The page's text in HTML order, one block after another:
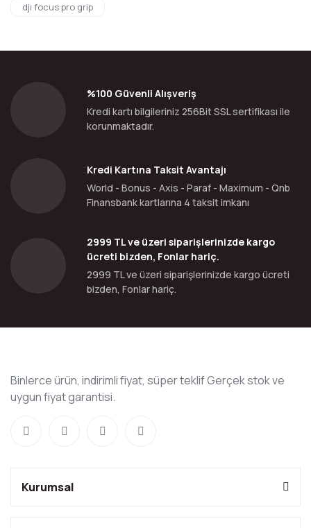
djı focus pro grip
%100 Güvenli Alışveriş
Kredi kartı bilgileriniz 256Bit SSL sertifikası ile
korunmaktadır.
Kredi Kartına Taksit Avantajı
World - Bonus - Axis - Paraf - Maximum - Qnb
Finansbank kartlarına 4 taksit imkanı
2999 TL ve üzeri siparişlerinizde kargo
ücreti bizden, Fonlar hariç.
2999 TL ve üzeri siparişlerinizde kargo ücreti
bizden, Fonlar hariç.
Binlerce ürün, indirimli fiyat, süper teklif Gerçek stok ve
uygun fiyat garantisi.
Kurumsal